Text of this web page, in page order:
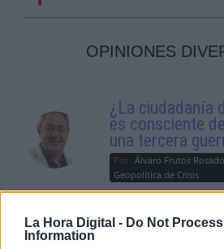
La Hora Digital - Do Not
Information
OPINIONES
¿La ciudadanía
es consciente
una tercera
Por Álvaro Frutos
Geopolítica de Crisis
Suelta y confía
Por María Comesaña